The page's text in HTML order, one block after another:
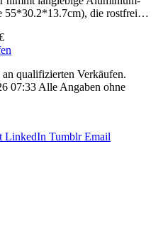
55*30.2*13.7cm), die rostfrei…
qualifizierten Verkäufen.
07:33 Alle Angaben ohne
LinkedIn Tumblr Email